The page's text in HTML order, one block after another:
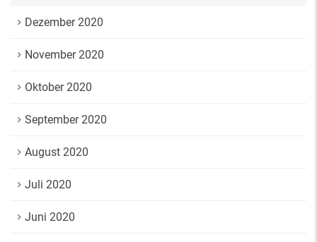
Dezember 2020
November 2020
Oktober 2020
September 2020
August 2020
Juli 2020
Juni 2020